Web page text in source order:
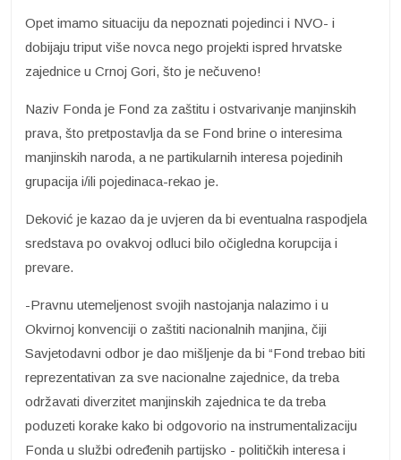
Opet imamo situaciju da nepoznati pojedinci i NVO- i
dobijaju triput više novca nego projekti ispred hrvatske
zajednice u Crnoj Gori, što je nečuveno!
Naziv Fonda je Fond za zaštitu i ostvarivanje manjinskih
prava, što pretpostavlja da se Fond brine o interesima
manjinskih naroda, a ne partikularnih interesa pojedinih
grupacija i/ili pojedinaca-rekao je.
Deković je kazao da je uvjeren da bi eventualna raspodjela
sredstava po ovakvoj odluci bilo očigledna korupcija i
prevare.
-Pravnu utemeljenost svojih nastojanja nalazimo i u
Okvirnoj konvenciji o zaštiti nacionalnih manjina, čiji
Savjetodavni odbor je dao mišljenje da bi “Fond trebao biti
reprezentativan za sve nacionalne zajednice, da treba
održavati diverzitet manjinskih zajednica te da treba
poduzeti korake kako bi odgovorio na instrumentalizaciju
Fonda u službi određenih partijsko - političkih interesa i